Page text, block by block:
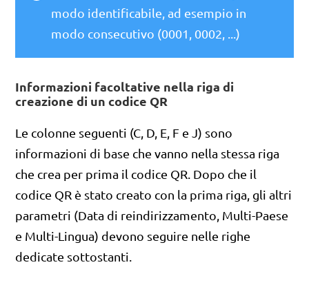
modo identificabile, ad esempio in
modo consecutivo (0001, 0002, ...)
Informazioni facoltative nella riga di
creazione di un codice QR
Le colonne seguenti (C, D, E, F e J) sono
informazioni di base che vanno nella stessa riga
che crea per prima il codice QR. Dopo che il
codice QR è stato creato con la prima riga, gli altri
parametri (Data di reindirizzamento, Multi-Paese
e Multi-Lingua) devono seguire nelle righe
dedicate sottostanti.